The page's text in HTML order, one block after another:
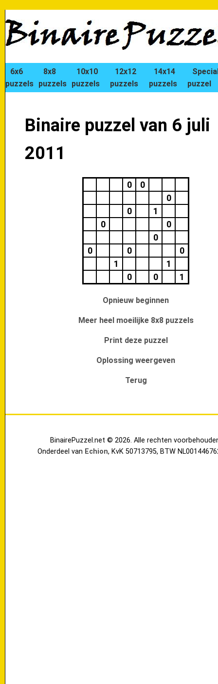
6x6
puzzels
8x8
puzzels
10x10
puzzels
12x12
puzzels
14x14
puzzels
puzzel
Binaire puzzel van 6 juli
2011
0
0
0
0
1
0
0
0
0
0
0
1
1
0
0 1
Opnieuw beginnen
Meer heel moeilijke 8x8 puzzels
Print deze puzzel
Oplossing weergeven
Terug
BinairePuzzel.net © 2026. Alle rechten
Onderdeel van Echion, KvK 50713795, BTW